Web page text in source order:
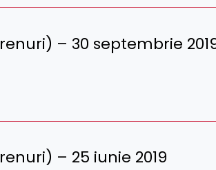
– 30 septembrie
– 25 iunie 2019